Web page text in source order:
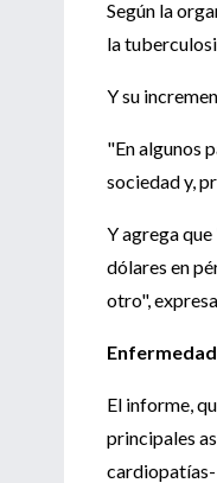
Según la
la
Y su
"En algunos
sociedad y,
Y agrega
dólares en
otro",
El informe,
principales
cardiopatías-